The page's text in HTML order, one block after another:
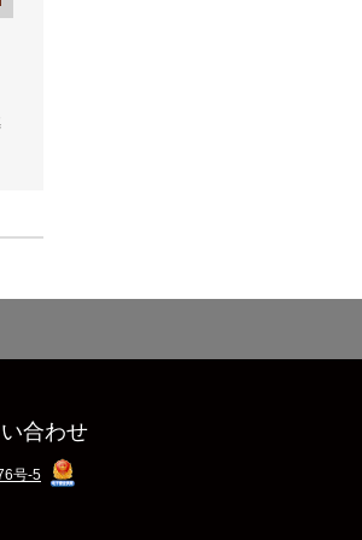
合わせ
号-5